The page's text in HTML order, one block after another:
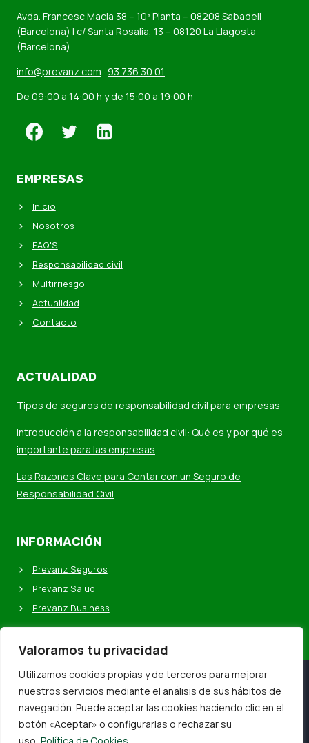
Valoramos tu privacidad
Utilizamos cookies propias y de terceros para mejorar
nuestros servicios mediante el análisis de sus hábitos de
navegación. Puede aceptar las cookies haciendo clic en el
botón «Aceptar» o configurarlas o rechazar su
Avda. Francesc Macia 38 – 10ª Planta – 08208 Sabadell
(Barcelona) | c/ Santa Rosalia, 13 – 08120 La Llagosta
(Barcelona)
info@prevanz.com · 93 736 30 01
De 09:00 a 14:00 h y de 15:00 a 19:00 h
EMPRESAS
Inicio
Nosotros
FAQ'S
Responsabilidad civil
Multirriesgo
Actualidad
Contacto
ACTUALIDAD
Tipos de seguros de responsabilidad civil para empresas
Introducción a la responsabilidad civil: Qué es y por qué es
importante para las empresas
Las Razones Clave para Contar con un Seguro de
Responsabilidad Civil
INFORMACIÓN
Prevanz Seguros
Prevanz Salud
Prevanz Business
© 2026 Prevanz Business, ByOnline Vallés